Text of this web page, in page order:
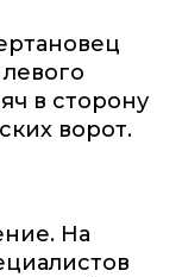
в сторону
ворот.
На